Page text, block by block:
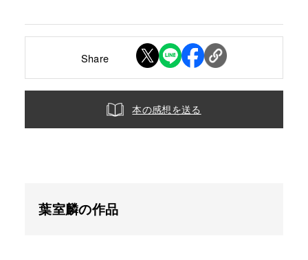
Share
本の感想を送る
葉室麟の作品